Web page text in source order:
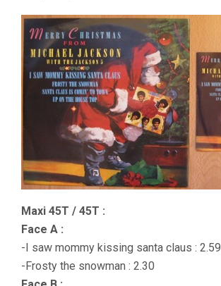
Maxi 45T / 45T :
Face A :
-I saw mommy kissing santa claus : 2.59
-Frosty the snowman : 2.30